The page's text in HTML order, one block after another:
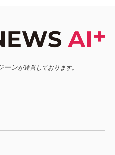
ーンが運営しております。